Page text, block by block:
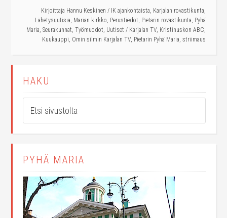
Kirjoittaja Hannu Keskinen / IK ajankohtaista, Karjalan rovastikunta,
Lähetysuutisia, Marian kirkko, Perustiedot, Pietarin rovastikunta, Pyhä
Maria, Seurakunnat, Työmuodot, Uutiset / Karjalan TV, Kristinuskon ABC,
Kuukauppi, Omin silmin Karjalan TV, Pietarin Pyhä Maria, striimaus
HAKU
PYHÄ MARIA